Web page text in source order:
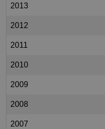
2013
2012
2011
2010
2009
2008
2007